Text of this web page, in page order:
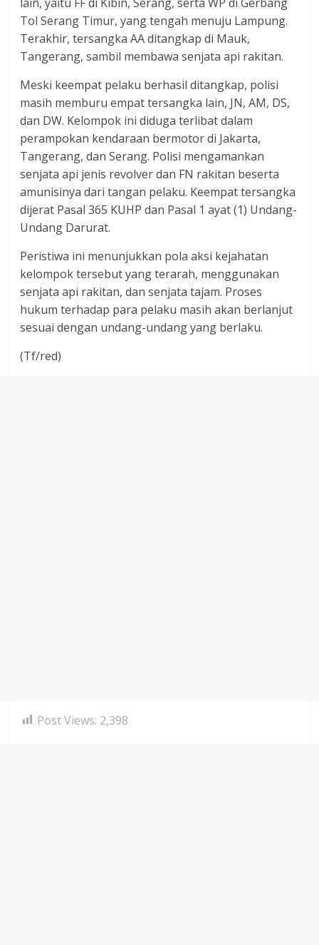
Tol Serang Timur, yang tengah menuju Lampung.
Terakhir, tersangka AA ditangkap di Mauk,
Tangerang, sambil membawa senjata api rakitan.
Meski keempat pelaku berhasil ditangkap, polisi
masih memburu empat tersangka lain, JN, AM, DS,
dan DW. Kelompok ini diduga terlibat dalam
perampokan kendaraan bermotor di Jakarta,
Tangerang, dan Serang. Polisi mengamankan
senjata api jenis revolver dan FN rakitan beserta
amunisinya dari tangan pelaku. Keempat tersangka
dijerat Pasal 365 KUHP dan Pasal 1 ayat (1) Undang-
Undang Darurat.
Peristiwa ini menunjukkan pola aksi kejahatan
kelompok tersebut yang terarah, menggunakan
senjata api rakitan, dan senjata tajam. Proses
hukum terhadap para pelaku masih akan berlanjut
sesuai dengan undang-undang yang berlaku.
(Tf/red)
Post Views: 2,398